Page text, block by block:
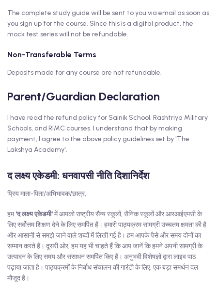
The complete study guide will be sent to you via email as soon as
you sign up for the course. Since this is a digital product, the
mock test series will not be refundable.
Non-Transferable Terms
Deposits made for any course are not refundable.
Parent/Guardian Declaration
I have read the refund policy for Sainik School, Rashtriya Military
Schools, and RIMC courses. I understand that by making
payment, I agree to the above policy guidelines set by 'The
Lakshya Academy'.
द लक्ष्य एकेडमी: धनवापसी नीति दिशानिर्देश
प्रिय माता-पिता/अभिभावक/छात्र,
हम'द लक्ष्य एकेडमी'में आपको राष्ट्रीय सैन्य स्कूलों, सैनिक स्कूलों और आरआईएमसी के
लिए सर्वोत्तम शिक्षण देने के लिए समर्पित हैं। हमारी पाठ्यक्रम सामग्री उच्चतम क्षमता की है
और आसानी से समझे जाने वाले शब्दों में लिखी गई है। हम आपके पैसे और समय दोनों का
सम्मान करते हैं। दूसरी ओर, हम यह भी चाहते हैं कि आप जानें कि हमने अपनी सामग्री के
उत्पादन के लिए समय और संसाधन समर्पित किए हैं। अनुभवी विशेषज्ञों द्वारा लाइव पाठ
पढ़ाया जाता है। पाठ्यक्रमों के निर्बाध संचालन की गारंटी के लिए, एक बड़ा समर्थन दल
मौजूद है।